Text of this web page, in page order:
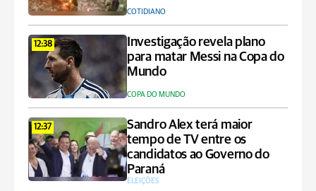
COTIDIANO
12:38
Investigação revela plano
para matar Messi na Copa do
Mundo
COPA DO MUNDO
12:37
Sandro Alex terá maior
tempo de TV entre os
candidatos ao Governo do
Paraná
ELEIÇÕES